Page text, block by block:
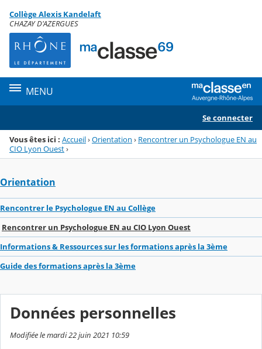
Menu de la rubrique
Contenu
Collège Alexis Kandelaft
CHAZAY D'AZERGUES
MENU
Se connecter
Vous êtes ici : Accueil›Orientation › Rencontrer un Psychologue EN au
CIO Lyon Ouest›
Orientation
Rencontrer le Psychologue EN au Collège
Rencontrer un Psychologue EN au CIO Lyon Ouest
Informations & Ressources sur les formations après la 3ème
Guide des formations après la 3ème
Données personnelles
Modifiée le mardi 22 juin 2021 10:59